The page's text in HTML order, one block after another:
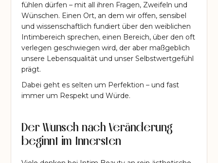
fühlen dürfen – mit all ihren Fragen, Zweifeln und
Wünschen. Einen Ort, an dem wir offen, sensibel
und wissenschaftlich fundiert über den weiblichen
Intimbereich sprechen, einen Bereich, über den oft
verlegen geschwiegen wird, der aber maßgeblich
unsere Lebensqualität und unser Selbstwertgefühl
prägt.
Dabei geht es selten um Perfektion – und fast
immer um Respekt und Würde.
Der Wunsch nach Veränderung
beginnt im Innersten